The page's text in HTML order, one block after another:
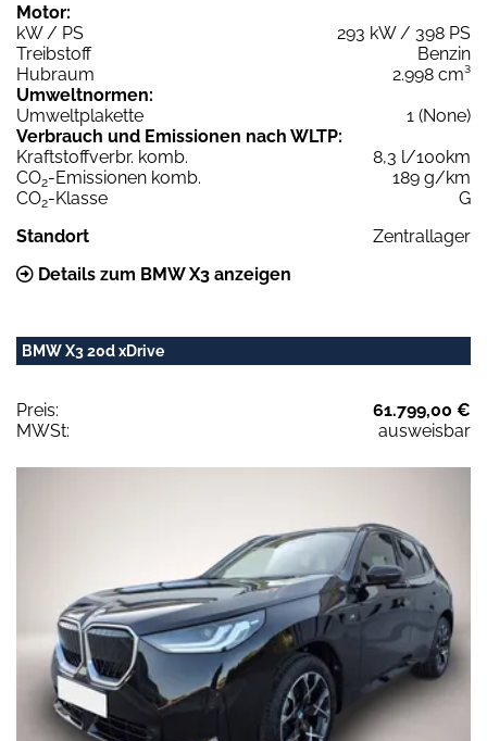
Motor:
kW / PS
293 kW / 398 PS
Treibstoff
Benzin
Hubraum
2.998 cm³
Umweltnormen:
Umweltplakette
1 (None)
Verbrauch und Emissionen nach WLTP:
Kraftstoffverbr. komb.
8,3 l/100km
CO2-Emissionen komb.
189 g/km
CO2-Klasse
G
Standort
Zentrallager
Details zum BMW X3 anzeigen
BMW X3 20d xDrive
Preis:
61.799,00 €
MWSt:
ausweisbar